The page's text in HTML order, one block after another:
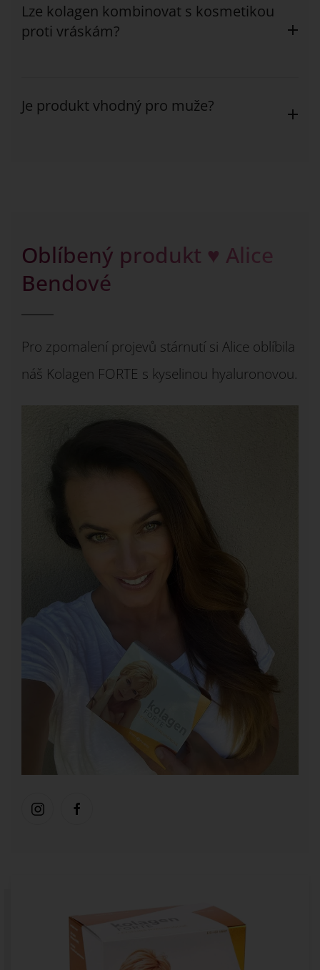
Lze kolagen kombinovat s kosmetikou
proti vráskám?
Je produkt vhodný pro muže?
Oblíbený produkt ♥ Alice
Bendové
Pro zpomalení projevů stárnutí si Alice oblíbila
náš Kolagen FORTE s kyselinou hyaluronovou.